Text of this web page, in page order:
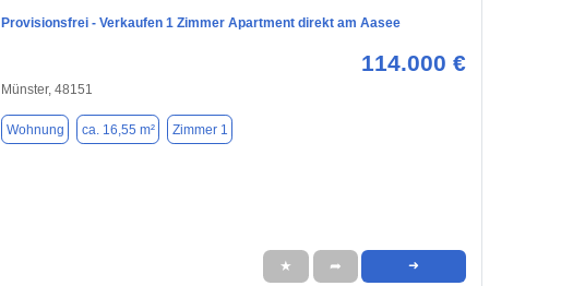
Provisionsfrei - Verkaufen 1 Zimmer Apartment direkt am Aasee
114.000 €
Münster, 48151
Wohnung ca. 16,55 m² Zimmer 1
★ ➦ ➜